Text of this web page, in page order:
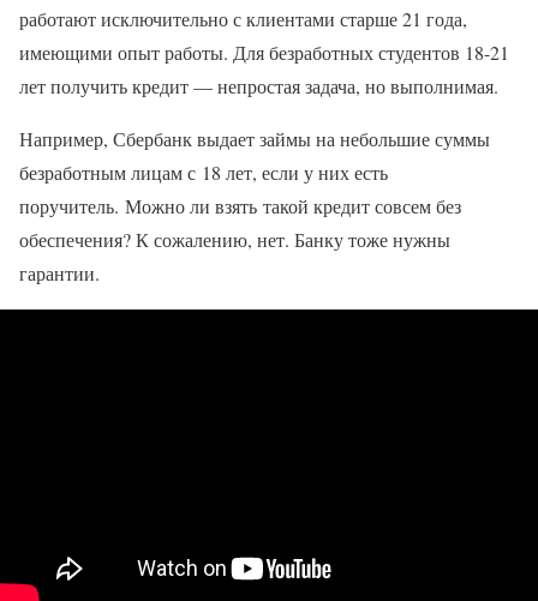
работают исключительно с клиентами старше 21 года,
имеющими опыт работы. Для безработных студентов 18-21
лет получить кредит — непростая задача, но выполнимая.
Например, Сбербанк выдает займы на небольшие суммы
безработным лицам с 18 лет, если у них есть
поручитель. Можно ли взять такой кредит совсем без
обеспечения? К сожалению, нет. Банку тоже нужны
гарантии.